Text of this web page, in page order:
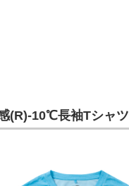
(R)-10℃長袖Tシャツ